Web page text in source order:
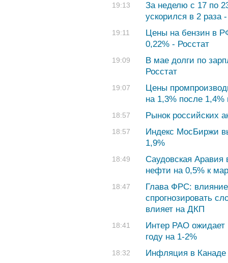
19:13
За неделю с 17 по
ускорился в 2 раза
19:11
Цены на бензин в
0,22% - Росстат
19:09
В мае долги по
Росстат
19:07
Цены
на 1,3% после 1,4%
18:57 Рынок российских
18:57
Индекс МосБиржи
1,9%
18:49
Саудовская Аравия
нефти на 0,5% к
18:47
Глава ФРС:
спрогнозировать
влияет на ДКП
18:41
Интер РАО ожидает
году на 1-2%
18:32 Инфляция в Канаде